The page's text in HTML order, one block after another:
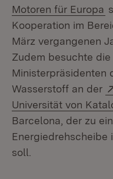
Motoren für Europa
Kooperation im
März vergangenen
Zudem besuchte
Ministerpräsidenten
Wasserstoff an der
Universität von
Barcelona, der zu
Energiedrehscheibe
soll.